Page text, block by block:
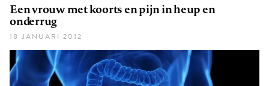
Een vrouw met koorts en pijn in heup en
onderrug
18 JANUARI 2012